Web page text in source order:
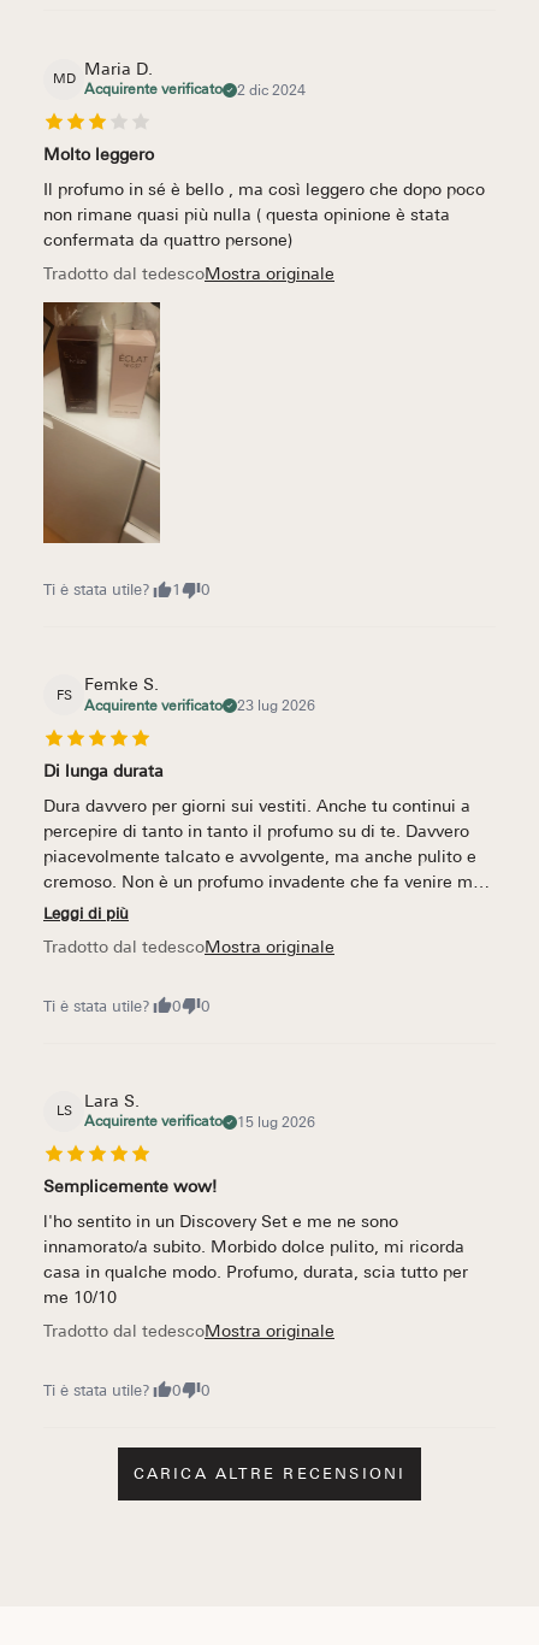
MD
Maria D.
Acquirente verificato 2 dic 2024
Molto leggero
Il profumo in sé è bello , ma così leggero che dopo poco
non rimane quasi più nulla ( questa opinione è stata
confermata da quattro persone)
Tradotto dal tedescoMostra originale
Ti è stata utile? 1 0
FS
Femke S.
Acquirente verificato 23 lug 2026
Di lunga durata
Dura davvero per giorni sui vestiti. Anche tu continui a
percepire di tanto in tanto il profumo su di te. Davvero
piacevolmente talcato e avvolgente, ma anche pulito e
cremoso. Non è un profumo invadente che fa venire mal
di testa.
Leggi di più
Tradotto dal tedescoMostra originale
Ti è stata utile? 0 0
LS
Lara S.
Acquirente verificato 15 lug 2026
Semplicemente wow!
l'ho sentito in un Discovery Set e me ne sono
innamorato/a subito. Morbido dolce pulito, mi ricorda
casa in qualche modo. Profumo, durata, scia tutto per
me 10/10
Tradotto dal tedescoMostra originale
Ti è stata utile? 0 0
CARICA ALTRE RECENSIONI